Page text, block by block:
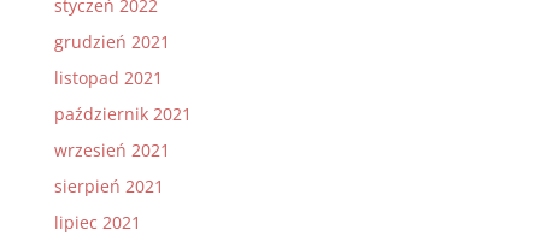
styczeń 2022
grudzień 2021
listopad 2021
październik 2021
wrzesień 2021
sierpień 2021
lipiec 2021